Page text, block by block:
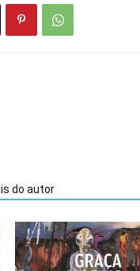
do autor